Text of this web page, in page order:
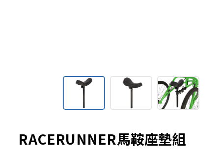
RACERUNNER馬鞍座墊組